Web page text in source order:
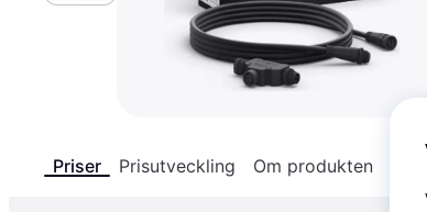
Priser Prisutveckling Om produkten